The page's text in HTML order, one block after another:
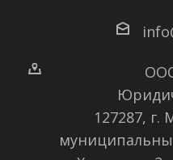
127287, г.